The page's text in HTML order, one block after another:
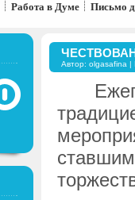
Работа в Думе Письмо
Автор: olgasafina |